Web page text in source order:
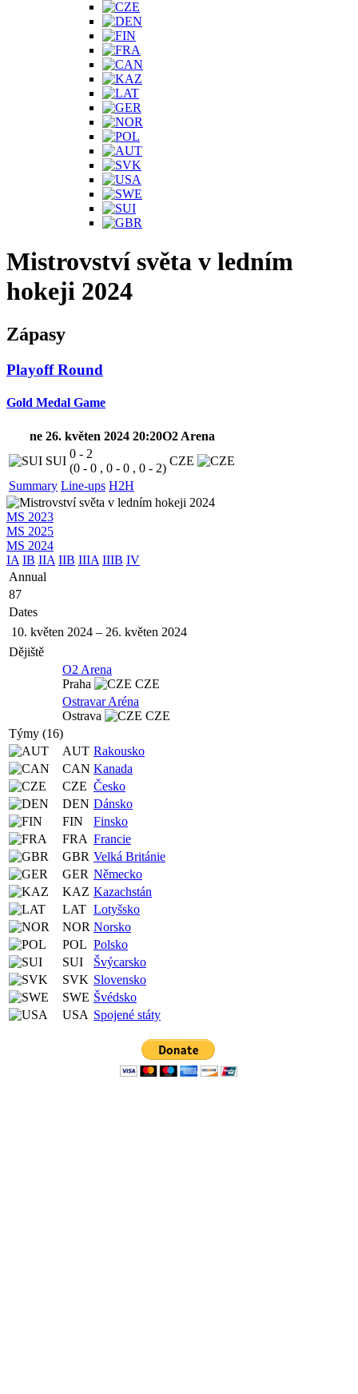
Mistrovství světa v ledním
hokeji 2024
Zápasy
Playoff Round
Gold Medal Game
ne 26. květen 2024 20:20O2 Arena
Summary Line-ups H2H
SUI
0 - 2
(0 - 0 , 0 - 0 , 0 - 2)
CZE
MS 2023
MS 2025
MS 2024
IA IB IIA IIB IIIA IIIB IV
Annual
87
Dates
10. květen 2024 – 26. květen 2024
Dějiště
O2 Arena
Praha
CZE
Ostravar Aréna
Ostrava
CZE
Týmy (16)
AUT Rakousko
CAN Kanada
CZE Česko
DEN Dánsko
FIN
Finsko
FRA Francie
GBR Velká Británie
GER Německo
KAZ Kazachstán
LAT Lotyšsko
NOR Norsko
POL Polsko
SUI
Švýcarsko
SVK Slovensko
SWE Švédsko
USA Spojené státy